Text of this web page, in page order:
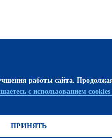
работы сайта.
с использованием cookies
ПРИНЯТЬ